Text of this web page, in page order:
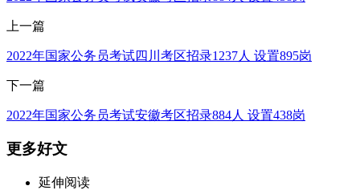
上一篇
2022年国家公务员考试四川考区招录1237人 设置895岗
下一篇
2022年国家公务员考试安徽考区招录884人 设置438岗
更多好文
延伸阅读